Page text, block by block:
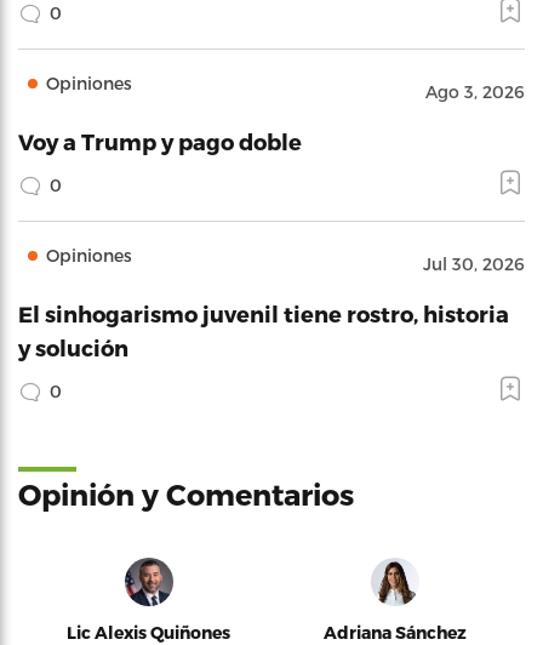
0
Opiniones Ago 3, 2026
Voy a Trump y pago doble
0
Opiniones Jul 30, 2026
El sinhogarismo juvenil tiene rostro, historia
y solución
0
Opinión y Comentarios
Lic Alexis Quiñones Adriana Sánchez